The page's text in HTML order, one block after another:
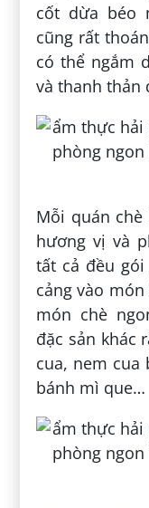
cốt dừa béo
cũng rất
có thể ngắm
và thanh thản
Mỗi quán
hương vị và
tất cả đều
cảng vào
món chè
đặc sản khác
cua, nem cua
bánh mì que…